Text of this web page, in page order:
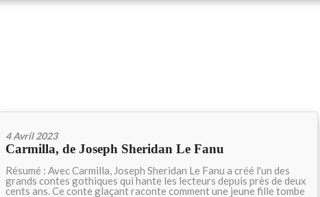
4 Avril 2023
Carmilla, de Joseph Sheridan Le Fanu
Résumé : Avec Carmilla, Joseph Sheridan Le Fanu a créé l'un des
grands contes gothiques qui hante les lecteurs depuis près de deux
cents ans. Ce conte glaçant raconte comment une jeune fille tombe